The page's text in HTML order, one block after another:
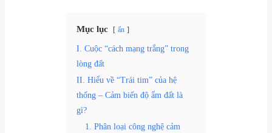
Mục lục ẩn
I. Cuộc “cách mạng trắng” trong
lòng đất
II. Hiểu về “Trái tim” của hệ
thống – Cảm biến độ ẩm đất là
gì?
1. Phân loại công nghệ cảm